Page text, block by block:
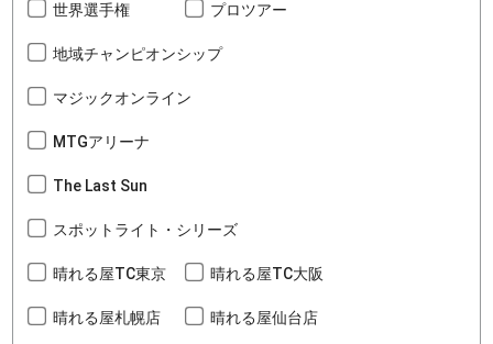
世界選手権 プロツアー
地域チャンピオンシップ
マジックオンライン
MTGアリーナ
The Last Sun
スポットライト・シリーズ
晴れる屋TC東京 晴れる屋TC大阪
晴れる屋札幌店 晴れる屋仙台店